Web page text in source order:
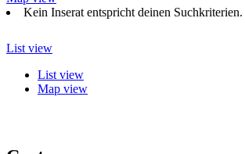
Kein Inserat entspricht deinen Suchkriterien.
List view
List view
Map view